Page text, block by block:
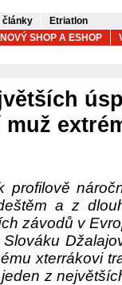
články
Etriatlon
SHOP A ESHOP
a z
závodů v
xterrákovi
z